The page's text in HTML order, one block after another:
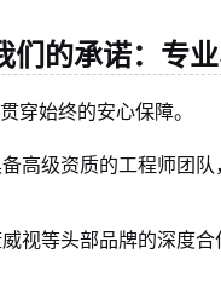
们的承诺：专
穿始终的安心保障。
高级资质的工程师团
视等头部品牌的深度